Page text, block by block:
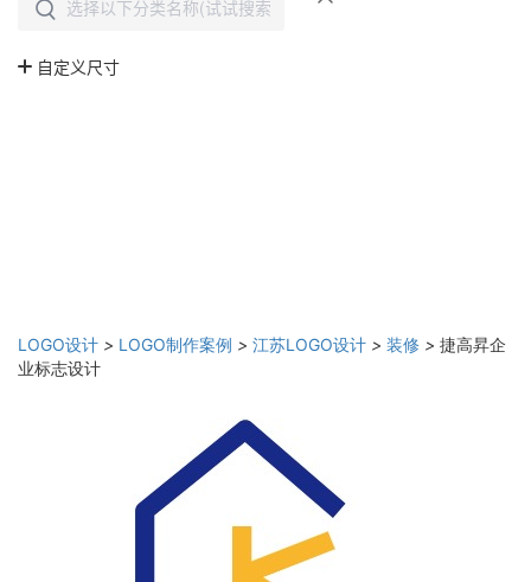
LOGO设计 > LOGO制作案例 > 江苏LOGO设计 > 装修 > 捷高昇企
业标志设计